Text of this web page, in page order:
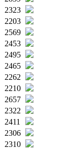
2323
2203
2569
2453
2495
2465
2262
2210
2657
2322
2411
2306
2310